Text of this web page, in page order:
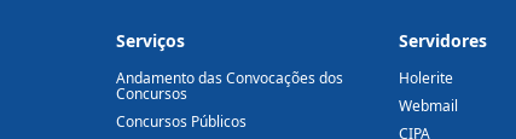
Serviços
Andamento das Convocações dos
Concursos
Concursos Públicos
Servidores
Holerite
Webmail
CIPA